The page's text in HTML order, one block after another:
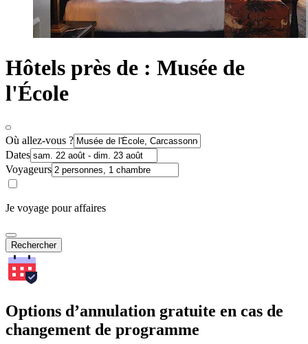
Hôtels près de : Musée de
l'École
Où allez-vous ?
Dates
Voyageurs
Je voyage pour affaires
Rechercher
Options d’annulation gratuite en cas de
changement de programme